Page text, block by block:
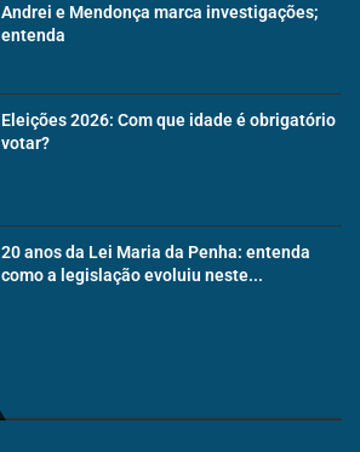
Andrei e Mendonça marca investigações;
entenda
Eleições 2026: Com que idade é obrigatório
votar?
20 anos da Lei Maria da Penha: entenda
como a legislação evoluiu neste...